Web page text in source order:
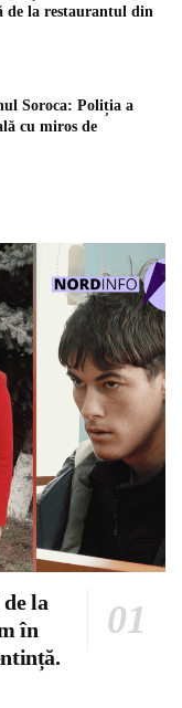
de la restaurantul din
Soroca: Poliția a
cu miros de
la
în